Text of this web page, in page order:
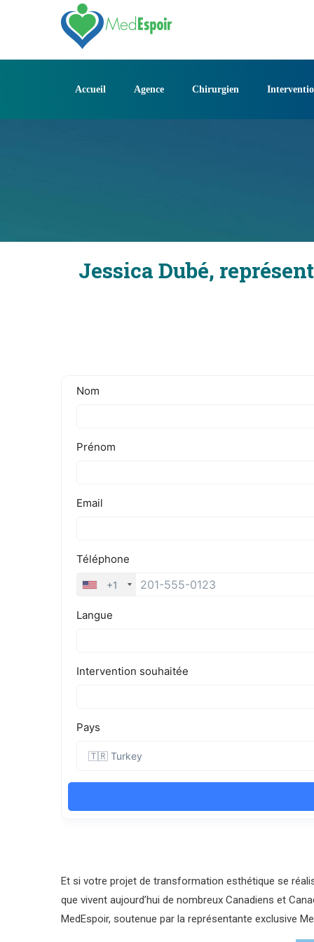
Accueil Agence Chirurgien
Jessica Dubé,
Et si votre projet de transformation esthétique se
que vivent aujourd’hui de nombreux Canadiens et
MedEspoir, soutenue par la représentante exclusive